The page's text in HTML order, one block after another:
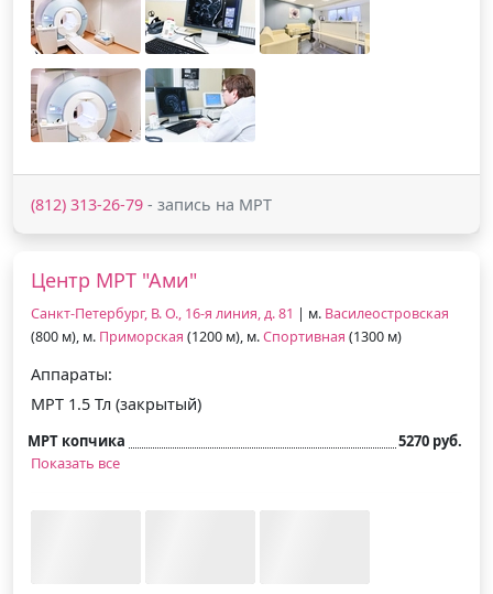
(812) 313-26-79 - запись на МРТ
Центр МРТ "Ами"
Санкт-Петербург, В. О., 16-я линия, д. 81 | м. Василеостровская
(800 м), м. Приморская (1200 м), м.Спортивная (1300 м)
Аппараты:
МРТ 1.5 Тл (закрытый)
МРТ копчика
5270 руб.
Показать все